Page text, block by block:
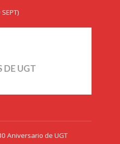
DE UGT
Aniversario de UGT